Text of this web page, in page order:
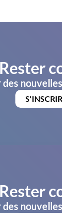
Rester
Rester